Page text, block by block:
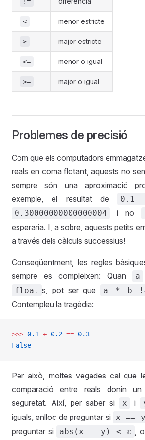
< menor estricte
> major estricte
<= menor o igual
>= major o igual
Problemes de precisió
Com que els computadors
reals en coma flotant, aquests no
sempre són una aproximació
exemple, el resultat de
0.1
0.30000000000000004 i no
esperaria. I, a sobre, aquests petits
a través dels càlculs successius!
Conseqüentment, les regles
sempre es compleixen: Quan
a
float s, pot ser que a * b
Contempleu la tragèdia:
>>> 0.1 + 0.2 == 0.3
False
Per això, moltes vegades cal que
comparació entre reals donin
seguretat. Així, per saber si
x i
iguals, enlloc de preguntar si
x == y
preguntar si
abs(x - y) < ε ,